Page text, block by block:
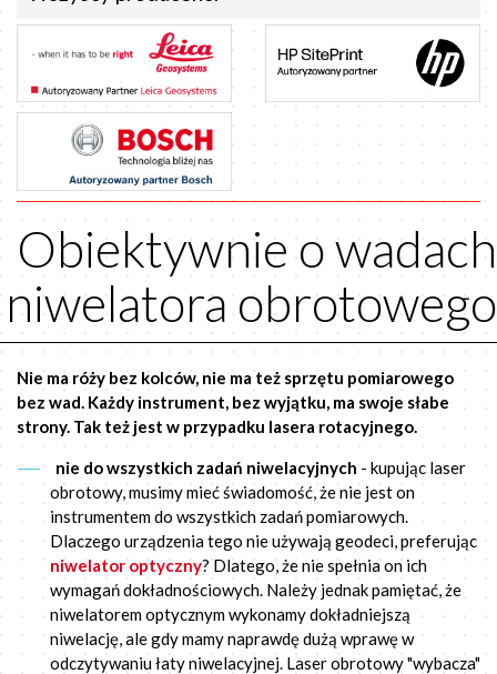
Obiektywnie o wadach
niwelatora obrotowego
Nie ma róży bez kolców, nie ma też sprzętu pomiarowego
bez wad. Każdy instrument, bez wyjątku, ma swoje słabe
strony. Tak też jest w przypadku lasera rotacyjnego.
nie do wszystkich zadań niwelacyjnych - kupując laser
obrotowy, musimy mieć świadomość, że nie jest on
instrumentem do wszystkich zadań pomiarowych.
Dlaczego urządzenia tego nie używają geodeci, preferując
niwelator optyczny? Dlatego, że nie spełnia on ich
wymagań dokładnościowych. Należy jednak pamiętać, że
niwelatorem optycznym wykonamy dokładniejszą
niwelację, ale gdy mamy naprawdę dużą wprawę w
odczytywaniu łaty niwelacyjnej. Laser obrotowy "wybacza"